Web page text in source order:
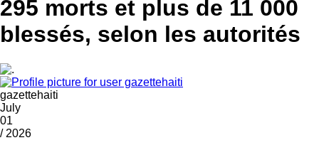
295 morts et plus de 11 000
blessés, selon les autorités
gazettehaiti
July
01
/ 2026